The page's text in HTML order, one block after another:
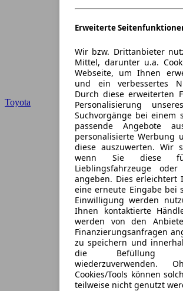
Erweiterte
Wir bzw. Drittanbieter
Mittel, darunter u.a.
Webseite, um Ihnen
und ein verbessertes
Durch diese erweiterten
Personalisierung
Suchvorgänge bei einem
passende Angebote
personalisierte Werbung
diese auszuwerten. Wir
wenn Sie diese für
Lieblingsfahrzeuge
angeben. Dies erleichtert
eine erneute Eingabe bei
Einwilligung werden
Ihnen kontaktierte
werden von den
Finanzierungsanfragen
zu speichern und
die Befüllung
wiederzuverwenden.
Cookies/Tools können
teilweise nicht genutzt
Toyota